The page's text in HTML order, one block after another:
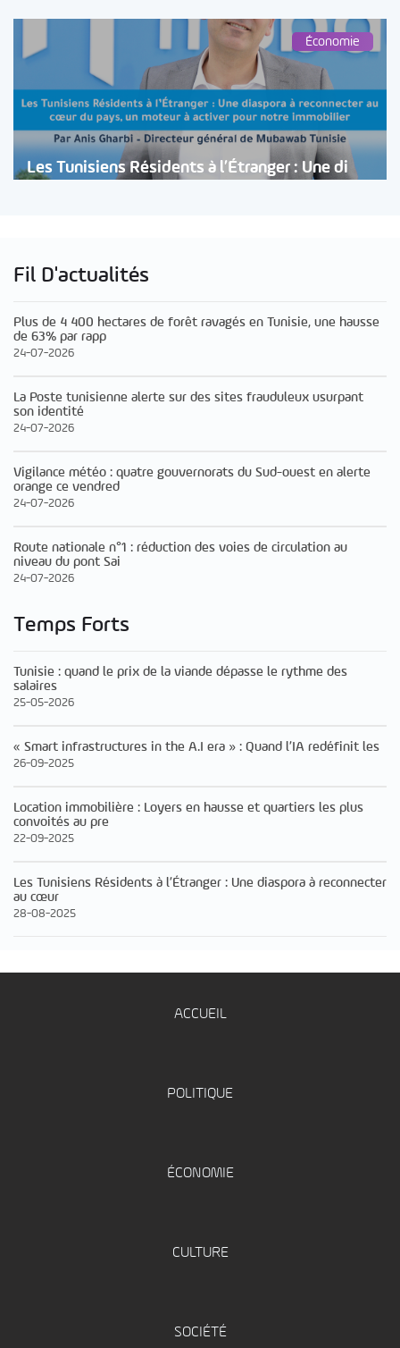
Économie
Les Tunisiens Résidents à l’Étranger : Une di
Fil D'actualités
Plus de 4 400 hectares de forêt ravagés en Tunisie, une hausse
de 63% par rapp
24-07-2026
La Poste tunisienne alerte sur des sites frauduleux usurpant
son identité
24-07-2026
Vigilance météo : quatre gouvernorats du Sud-ouest en alerte
orange ce vendred
24-07-2026
Route nationale n°1 : réduction des voies de circulation au
niveau du pont Sai
24-07-2026
Temps Forts
Tunisie : quand le prix de la viande dépasse le rythme des
salaires
25-05-2026
« Smart infrastructures in the A.I era » : Quand l’IA redéfinit les
26-09-2025
Location immobilière : Loyers en hausse et quartiers les plus
convoités au pre
22-09-2025
Les Tunisiens Résidents à l’Étranger : Une diaspora à reconnecter
au cœur
28-08-2025
ACCUEIL
POLITIQUE
ÉCONOMIE
CULTURE
SOCIÉTÉ